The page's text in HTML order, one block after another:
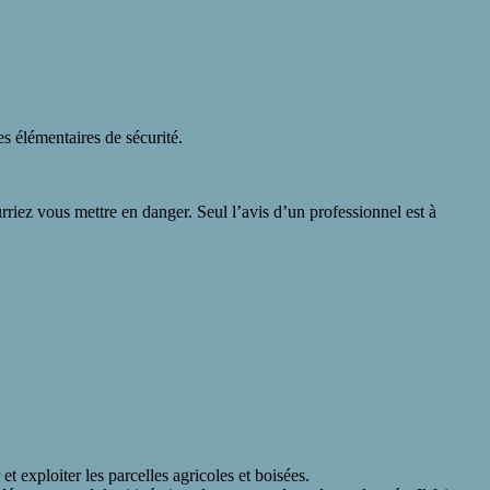
élémentaires de sécurité.
vous mettre en danger. Seul l’avis d’un professionnel est à
exploiter les parcelles agricoles et boisées.